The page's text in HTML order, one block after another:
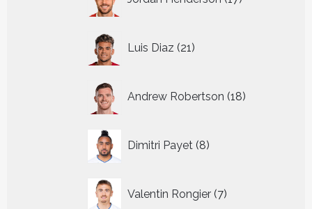
producten
Luis Diaz 21
producten
Andrew Robertson 18
producten
Dimitri Payet 8
producten
Valentin Rongier 7
producten